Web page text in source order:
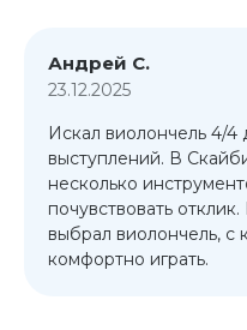
Андрей С.
23.12.2025
Искал виолончель 4/4
выступлений. В
несколько
почувствовать
выбрал виолончель, с
комфортно играть.